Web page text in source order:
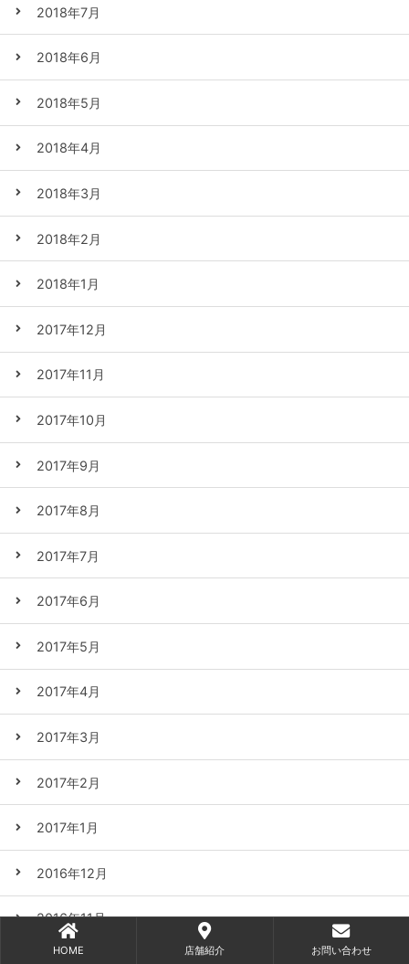
2018年7月
2018年6月
2018年5月
2018年4月
2018年3月
2018年2月
2018年1月
2017年12月
2017年11月
2017年10月
2017年9月
2017年8月
2017年7月
2017年6月
2017年5月
2017年4月
2017年3月
2017年2月
2017年1月
2016年12月
2016年11月
HOME 店舗紹介 お問い合わせ